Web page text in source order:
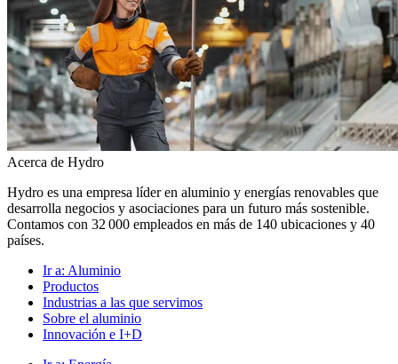
Acerca de Hydro
Hydro es una empresa líder en aluminio y energías renovables que
desarrolla negocios y asociaciones para un futuro más sostenible.
Contamos con 32 000 empleados en más de 140 ubicaciones y 40
países.
Ir a: Aluminio
Productos
Industrias a las que servimos
Sobre el aluminio
Innovación e I+D